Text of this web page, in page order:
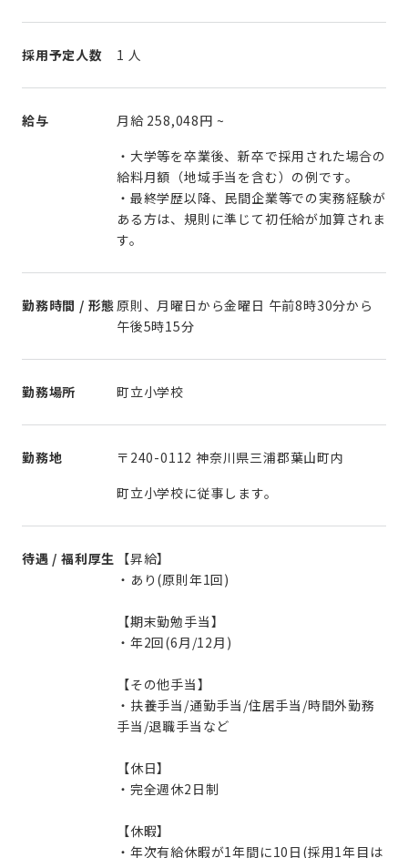
採用予定人数 1 人
給与 月給 258,048円 ~
・大学等を卒業後、新卒で採用された場合の
給料月額（地域手当を含む）の例です。
・最終学歴以降、民間企業等での実務経験が
ある方は、規則に準じて初任給が加算されま
す。
勤務時間 / 形態原則、月曜日から金曜日 午前8時30分から
午後5時15分
勤務場所 町立小学校
勤務地
〒240-0112 神奈川県三浦郡葉山町内
町立小学校に従事します。
待遇 / 福利厚生 【昇給】
・あり(原則年1回)
【期末勤勉手当】
・年2回(6月/12月)
【その他手当】
・扶養手当/通勤手当/住居手当/時間外勤務
手当/退職手当など
【休日】
・完全週休2日制
【休暇】
・年次有給休暇が1年間に10日(採用1年目は